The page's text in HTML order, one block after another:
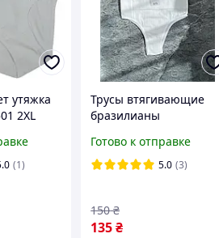
утяжка
2XL
(1)
Трусы втягивающие
бразилианы
высокой посадкой
Dyana
Готово к отправке
5.0 (3)
135₴
150 ₴